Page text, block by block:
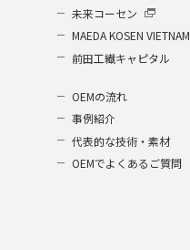
未来コーセン
MAEDA KOSEN VIETNAM
前田工繊キャピタル
OEMの流れ
事例紹介
代表的な技術・素材
OEMでよくあるご質問